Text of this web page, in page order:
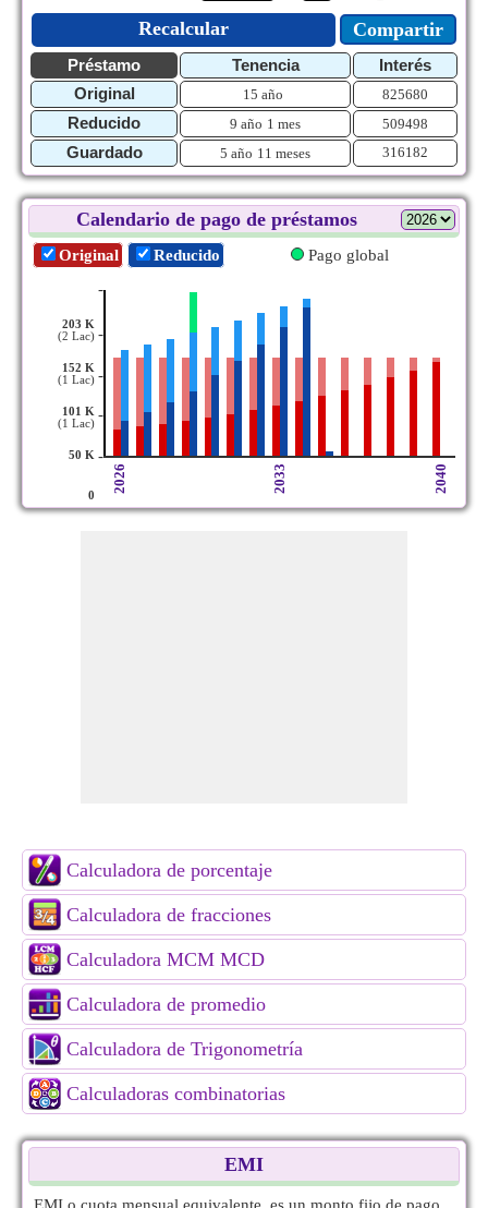
Recalcular Compartir
Préstamo Tenencia
Interés
Original
15 año 825680
Reducido 9 año 1 mes 509498
Guardado 5 año 11 meses 316182
Calendario de pago de préstamos
Original Reducido Pago global
203 K
(2 Lac)
152 K
(1 Lac)
101 K
(1 Lac)
50 K
0
-
-
-
-
-
2026 2033 2040
Calculadora de porcentaje
Calculadora de fracciones
Calculadora MCM MCD
Calculadora de promedio
Calculadora de Trigonometría
Calculadoras combinatorias
EMI